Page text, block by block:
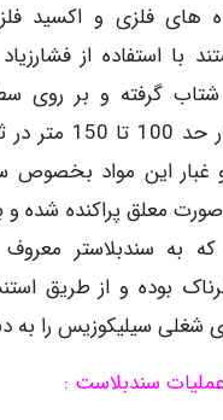
های فلزی و اکسید
با استفاده از
شتاب گرفته و بر روی
سرعت زیاد در
غبار این مواد بخصوص
معلق پراکنده شده و
به سندبلاستر
بوده و از طریق
شغلی سیلیکوزیس را به
سندبلاست :